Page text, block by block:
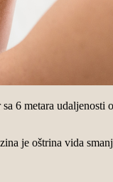
6 metara
je oštrina vida